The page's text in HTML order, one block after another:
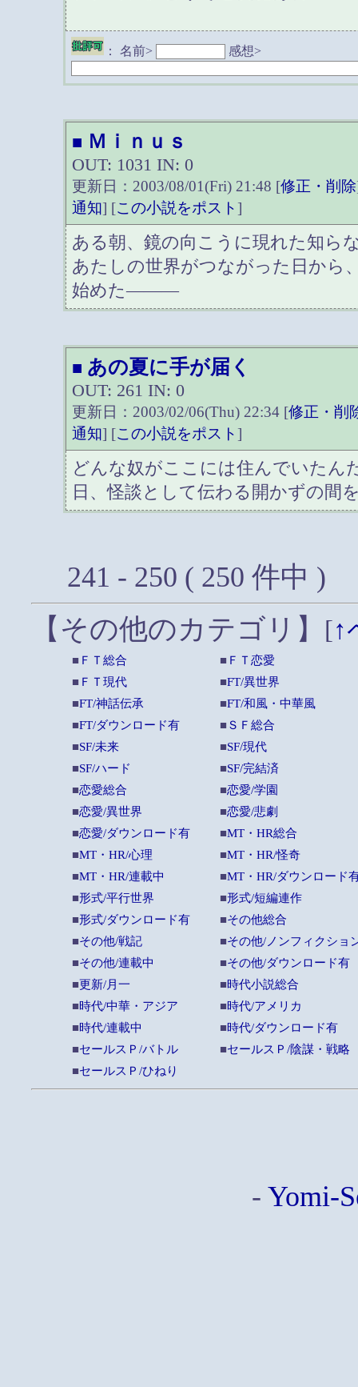
：名前> 感想>
■ Ｍｉｎｕｓ
OUT: 1031 IN: 0
更新日：2003/08/01(Fri) 21:48 [修正・削除
通知] [この小説をポスト]
ある朝、鏡の向こうに現れた知
あたしの世界がつながった日から
始めた―――
■ あの夏に手が届く
OUT: 261 IN: 0
更新日：2003/02/06(Thu) 22:34 [修正・削
通知] [この小説をポスト]
どんな奴がここには住んでいた
日、怪談として伝わる開かずの間
241 - 250 ( 250 件中
【その他のカテゴリ】
[↑
■ＦＴ総合 ■ＦＴ恋愛
■ＦＴ現代 ■FT/異世界
■FT/神話伝承 ■FT/和風・中華風
■FT/ダウンロード有 ■ＳＦ総合
■SF/未来 ■SF/現代
■SF/ハード ■SF/完結済
■恋愛総合 ■恋愛/学園
■恋愛/異世界 ■恋愛/悲劇
■恋愛/ダウンロード有 ■MT・HR総合
■MT・HR/心理 ■MT・HR/怪奇
■MT・HR/連載中 ■MT・HR/ダウンロード
■形式/平行世界 ■形式/短編連作
■形式/ダウンロード有 ■その他総合
■その他/戦記 ■その他/ノンフィクショ
■その他/連載中 ■その他/ダウンロード有
■更新/月一 ■時代小説総合
■時代/中華・アジア ■時代/アメリカ
■時代/連載中 ■時代/ダウンロード有
■セールスＰ/バトル ■セールスＰ/陰謀・戦略
■セールスＰ/ひねり
- Yomi-